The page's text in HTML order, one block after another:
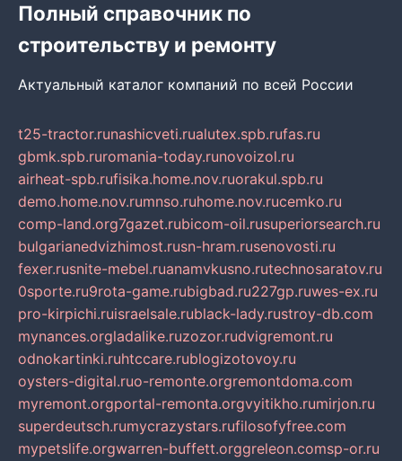
Полный справочник по
строительству и ремонту
Актуальный каталог компаний по всей России
t25-tractor.runashicveti.rualutex.spb.rufas.ru
gbmk.spb.ruromania-today.runovoizol.ru
airheat-spb.rufisika.home.nov.ruorakul.spb.ru
demo.home.nov.rumnso.ruhome.nov.rucemko.ru
comp-land.org7gazet.rubicom-oil.rusuperiorsearch.ru
bulgarianedvizhimost.rusn-hram.rusenovosti.ru
fexer.rusnite-mebel.ruanamvkusno.rutechnosaratov.ru
0sporte.ru9rota-game.rubigbad.ru227gp.ruwes-ex.ru
pro-kirpichi.ruisraelsale.rublack-lady.rustroy-db.com
mynances.orgladalike.ruzozor.rudvigremont.ru
odnokartinki.ruhtccare.rublogizotovoy.ru
oysters-digital.ruo-remonte.orgremontdoma.com
myremont.orgportal-remonta.orgvyitikho.rumirjon.ru
superdeutsch.rumycrazystars.rufilosofyfree.com
mypetslife.orgwarren-buffett.orggreleon.comsp-or.ru